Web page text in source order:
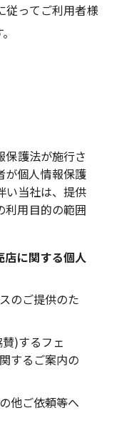
従ってご利用者様
護法が施行さ
が個人情報保護
い当社は、提供
利用目的の範囲
店に関する個人
のご提供のた
)するフェ
するご案内の
他ご依頼等へ